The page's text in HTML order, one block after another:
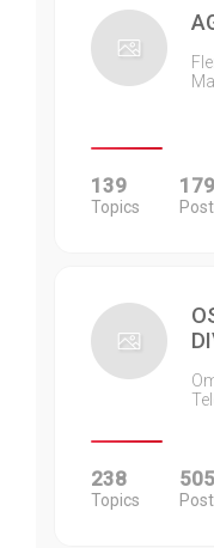
139
Topics
238
Topics